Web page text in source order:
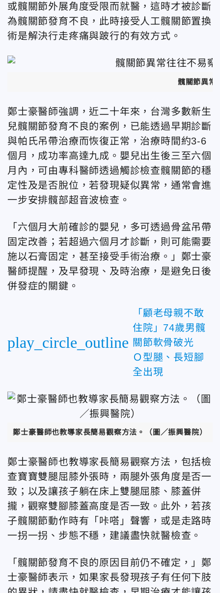
或髖關節外展角度受限而就醫，這時才被診斷
為髖關節發育不良，此時接受人工髖關節置換
術是解決行走疼痛與跛行的有效方式。
髖關節異常
鄭士豪醫師強調，近二十年來，台灣多數新生
兒髖關節發育不良的案例，已能透過早期診斷
與帕氏吊帶治療而恢復正常，治療時間約3-6
個月，成功率高達九成。嬰兒出生後三至六個
月內，可由專科醫師透過觸診檢查髖關節的穩
定性及是否脫位，若發現疑似異常，通常會進
一步安排髖部超音波檢查。
「六個月大前確診的嬰兒，多可透過骨盆吊帶
固定改善；若超過六個月才診斷，則可能需要
施以石膏固定，甚至接受手術治療。」鄭士豪
醫師提醒，及早發現、及時治療，是避免日後
併發症的關鍵。
play_circle_outline
「顧老母親不敢
住院」74歲男髖
關節軟骨破光
Ｏ型腿、長短腳
全出現
鄭士豪醫師也教導家長簡易觀察方法。（圖／振興醫院）
鄭士豪醫師也教導家長簡易觀察方法，包括檢
查寶寶雙腿屈膝外張時，兩腿外張角度是否一
致；以及讓孩子躺在床上雙腿屈膝、膝蓋併
攏，觀察雙腳膝蓋高度是否一致。此外，若孩
子髖關節動作時有「咔嗒」聲響，或是走路時
一拐一拐、步態不穩，建議盡快就醫檢查。
「髖關節發育不良的原因目前仍不確定，」鄭
士豪醫師表示，如果家長發現孩子有任何下肢